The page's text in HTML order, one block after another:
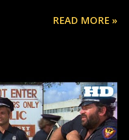
ft. Billacciotv Power of
Theme - 2016 Version -
National Symphony Orchestra,
italiani bruciati in una
#fuoridalcoro #ilfatto
READ MORE »